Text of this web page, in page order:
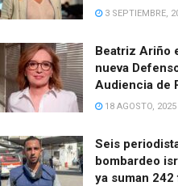
3 SEPTIEMBRE,
Beatriz Ariño
nueva
Audiencia de
18 AGOSTO, 2025
Seis
bombardeo
ya suman